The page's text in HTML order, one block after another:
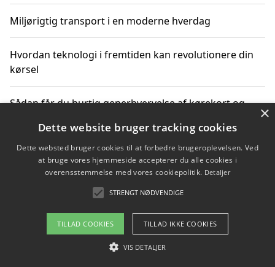
Miljørigtig transport i en moderne hverdag
Hvordan teknologi i fremtiden kan revolutionere din
kørsel
Sådan får du hurtig generhvervelse af kørekort og
Sådan lærer du miljørigtig kørsel hos en køreskole i
Gentofte
Copyright 2026 - Pilanto Aps
Om / kontakt
×
Dette website bruger tracking cookies
Dette websted bruger cookies til at forbedre brugeroplevelsen. Ved
at bruge vores hjemmeside accepterer du alle cookies i
overensstemmelse med vores cookiepolitik. Detaljer
STRENGT NØDVENDIGE
TILLAD COOKIES TILLAD IKKE COOKIES
VIS DETALJER